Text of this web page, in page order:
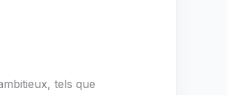
tels que